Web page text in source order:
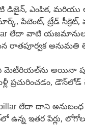
డిజైన్, ఎంపిక,
పేటెంట్, ట్రేడ్
లేదా వాటి
రాతపూర్వక అనుమతి
మెటీరియల్‌ను అయినా
ప్రచురించడం,
లేదా దాని
ఇతర పేర్లు, లోగోలు,